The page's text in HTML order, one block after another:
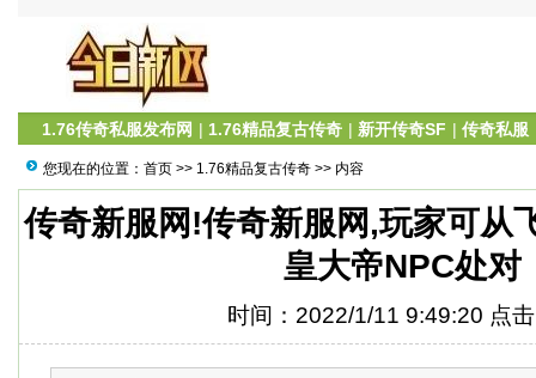
1.76传奇私服发布网 | 1.76精品复古传奇 | 新开传奇SF | 传奇私服
您现在的位置： 首页 >> 1.76精品复古传奇 >> 内容
传奇新服网!传奇新服网,玩家可从
皇大帝NPC处对
时间：2022/1/11 9:49:20 点